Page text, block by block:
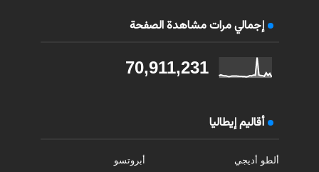
إجمالي مرات مشاهدة الصفحة
70,911,231
أقاليم إيطاليا
ألطو أديجي
أبروتسو